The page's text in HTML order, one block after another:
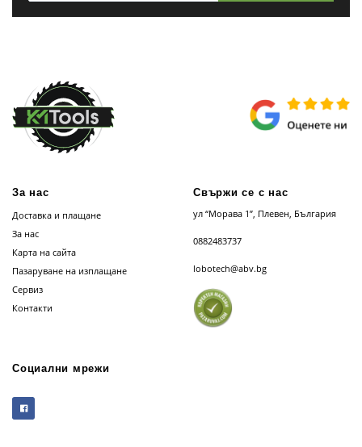
За нас
Доставка и плащане
За нас
Карта на сайта
Пазаруване на изплащане
Сервиз
Контакти
Свържи се с нас
ул “Морава 1”, Плевен, България
0882483737
lobotech@abv.bg
Социални мрежи